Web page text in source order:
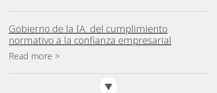
Gobierno de la IA: del cumplimiento
normativo a la confianza empresarial
Read more >